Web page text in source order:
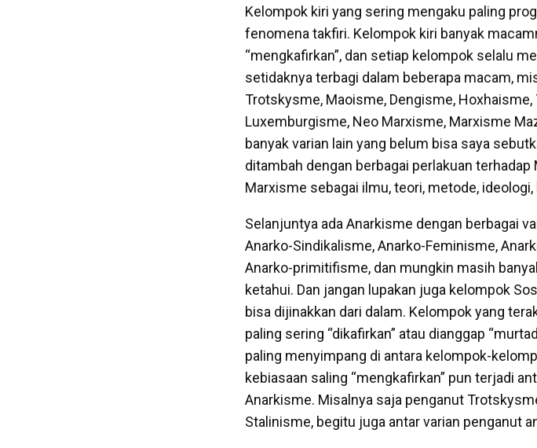
Kelompok kiri yang sering mengaku paling
fenomena takfiri. Kelompok kiri banyak
“mengkafirkan”, dan setiap kelompok selalu
setidaknya terbagi dalam beberapa macam,
Trotskysme, Maoisme, Dengisme,
Luxemburgisme, Neo Marxisme, Marxisme
banyak varian lain yang belum bisa saya
ditambah dengan berbagai perlakuan
Marxisme sebagai ilmu, teori, metode, ideologi,
Selanjuntya ada Anarkisme dengan berbagai
Anarko-Sindikalisme, Anarko-Feminisme,
Anarko-primitifisme, dan mungkin masih
ketahui. Dan jangan lupakan juga kelompok
bisa dijinakkan dari dalam. Kelompok yang
paling sering “dikafirkan” atau dianggap
paling menyimpang di antara kelompok-
kebiasaan saling “mengkafirkan” pun terjadi
Anarkisme. Misalnya saja penganut
Stalinisme, begitu juga antar varian penganut